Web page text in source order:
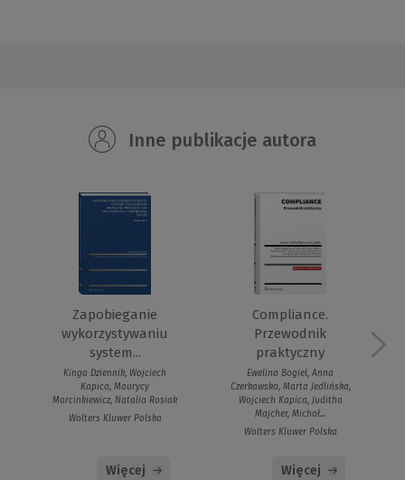
Inne publikacje autora
Zapobieganie
wykorzystywaniu
system...
Kinga Dziennik, Wojciech
Kapica, Maurycy
Marcinkiewicz, Natalia Rosiak
Wolters Kluwer Polska
Więcej
Compliance.
Przewodnik
praktyczny
Ewelina Bogiel, Anna
Czerkawska, Marta Jedlińska,
Wojciech Kapica, Juditha
Majcher, Michał...
Wolters Kluwer Polska
Więcej